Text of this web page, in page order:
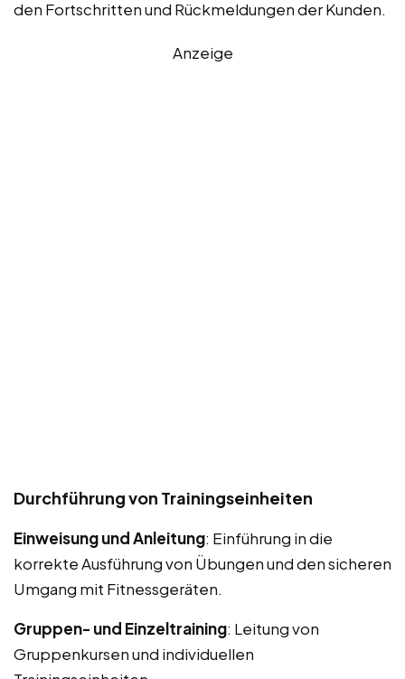
den Fortschritten und Rückmeldungen der Kunden.
Anzeige
Durchführung von Trainingseinheiten
Einweisung und Anleitung: Einführung in die
korrekte Ausführung von Übungen und den sicheren
Umgang mit Fitnessgeräten.
Gruppen- und Einzeltraining: Leitung von
Gruppenkursen und individuellen